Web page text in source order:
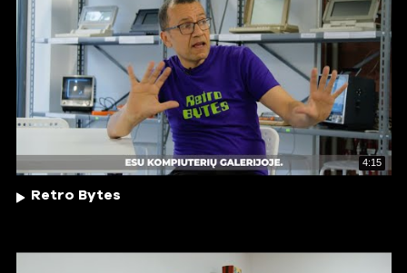
4:15
Retro Bytes